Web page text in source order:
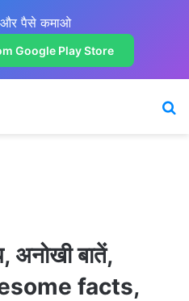
और पैसे कमाओ
Google Play Store
बातें,
facts,